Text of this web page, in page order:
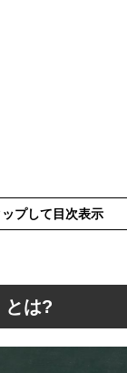
ップして目次表示
」とは?
とは?